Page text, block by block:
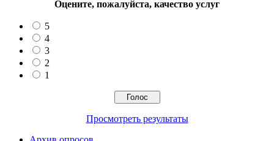
Оцените, пожалуйста, качество услуг
5
4
3
2
1
Просмотреть результаты